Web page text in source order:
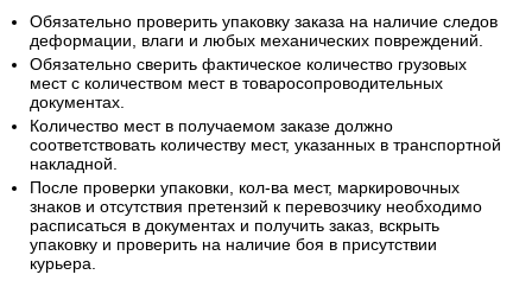
Обязательно проверить упаковку заказа на наличие следов
деформации, влаги и любых механических повреждений.
Обязательно сверить фактическое количество грузовых
мест с количеством мест в товаросопроводительных
документах.
Количество мест в получаемом заказе должно
соответствовать количеству мест, указанных в транспортной
накладной.
После проверки упаковки, кол-ва мест, маркировочных
знаков и отсутствия претензий к перевозчику необходимо
расписаться в документах и получить заказ, вскрыть
упаковку и проверить на наличие боя в присутствии
курьера.